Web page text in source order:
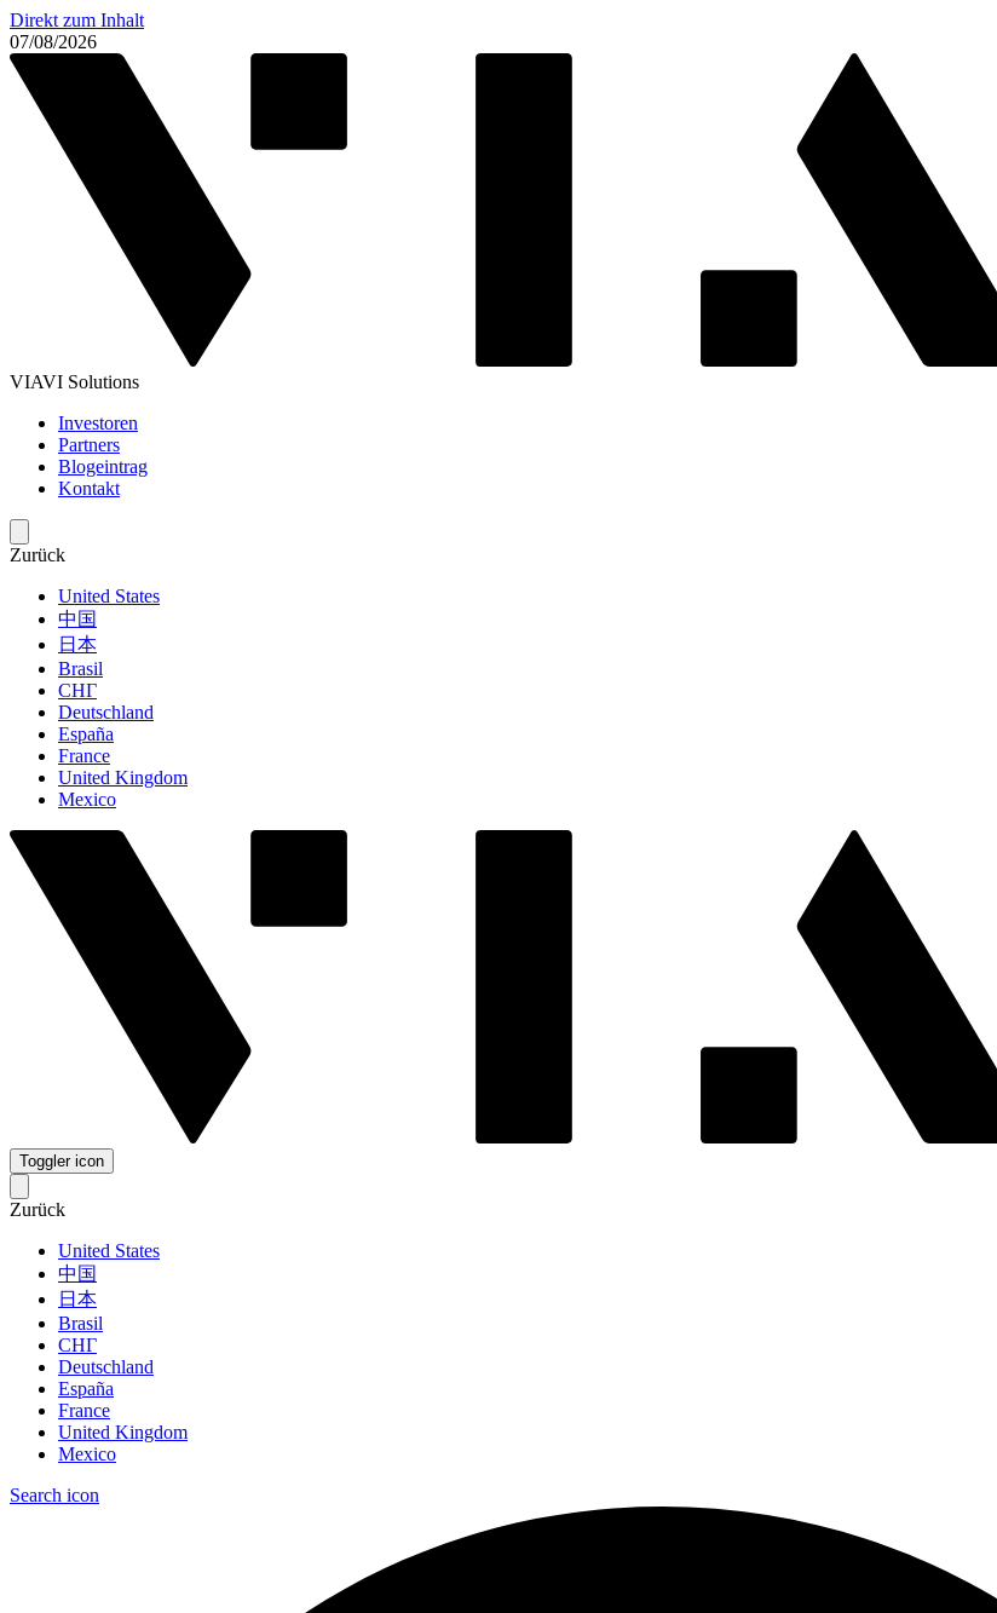
Direkt zum Inhalt
07/08/2026
VIAVI Solutions
Investoren
Partners
Blogeintrag
Kontakt
Zurück
United States
中国
日本
Brasil
СНГ
Deutschland
España
France
United Kingdom
Mexico
Toggler icon
Zurück
United States
中国
日本
Brasil
СНГ
Deutschland
España
France
United Kingdom
Mexico
Search icon